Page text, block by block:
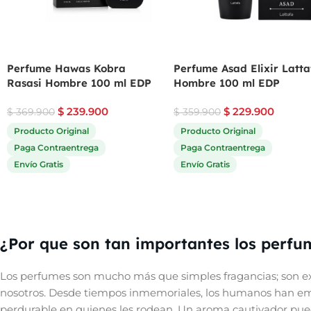
Perfume Hawas Kobra
Rasasi Hombre 100 ml EDP
$369.900 $ 239.900
Producto Original
Paga Contraentrega
Envío Gratis
Perfume Asad Elixir
Hombre 100 ml EDP
$359.900 $ 229.900
Producto Original
Paga Contraentrega
Envío Gratis
¿Por que son tan importantes los
Los perfumes son mucho más que simples fragancias;
nosotros. Desde tiempos inmemoriales, los humanos han